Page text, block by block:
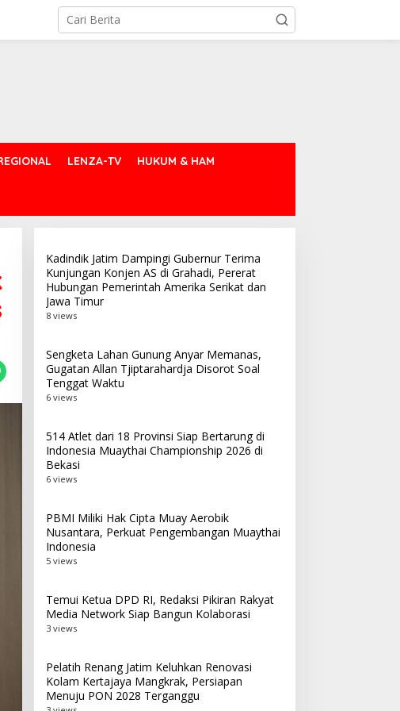
LENZA-TV HUKUM & HAM
Kadindik Jatim Dampingi Gubernur Terima
Kunjungan Konjen AS di Grahadi, Pererat
Hubungan Pemerintah Amerika Serikat dan
Jawa Timur
8 views
Sengketa Lahan Gunung Anyar Memanas,
Gugatan Allan Tjiptarahardja Disorot Soal
Tenggat Waktu
6 views
514 Atlet dari 18 Provinsi Siap Bertarung di
Indonesia Muaythai Championship 2026 di
Bekasi
6 views
PBMI Miliki Hak Cipta Muay Aerobik
Nusantara, Perkuat Pengembangan Muaythai
Indonesia
5 views
Temui Ketua DPD RI, Redaksi Pikiran Rakyat
Media Network Siap Bangun Kolaborasi
3 views
Pelatih Renang Jatim Keluhkan Renovasi
Kolam Kertajaya Mangkrak, Persiapan
Menuju PON 2028 Terganggu